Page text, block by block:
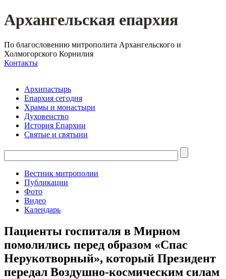
Архангельская епархия
По благословению митрополита Архангельского и
Холмогорского Корнилия
Контакты
Архипастырь
Епархия сегодня
Храмы и монастыри
Духовенство
История Епархии
Святые и святыни
Вестник митрополии
Публикации
Фото
Видео
Календарь
Пациенты госпиталя в Мирном
помолились перед образом «Спас
Нерукотворный», который Президент
передал Воздушно-космическим силам